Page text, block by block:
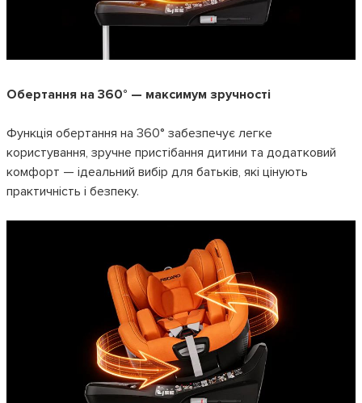
Обертання на 360° — максимум зручності
Функція обертання на 360° забезпечує легке
користування, зручне пристібання дитини та додатковий
комфорт — ідеальний вибір для батьків, які цінують
практичність і безпеку.